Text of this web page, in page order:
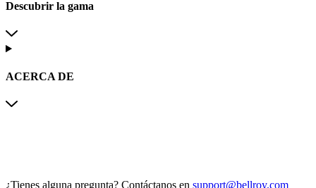
Descubrir la gama
ACERCA DE
¿Tienes alguna pregunta? Contáctanos en support@bellroy.com